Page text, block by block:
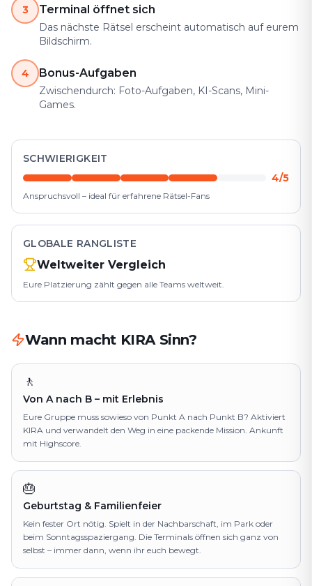
3 Terminal öffnet sich
Das nächste Rätsel erscheint automatisch auf eurem
Bildschirm.
4 Bonus-Aufgaben
Zwischendurch: Foto-Aufgaben, KI-Scans, Mini-
Games.
SCHWIERIGKEIT
4/5
Anspruchsvoll – ideal für erfahrene Rätsel-Fans
GLOBALE RANGLISTE
Weltweiter Vergleich
Eure Platzierung zählt gegen alle Teams weltweit.
Wann macht KIRA Sinn?
🚶
Von A nach B – mit Erlebnis
Eure Gruppe muss sowieso von Punkt A nach Punkt B? Aktiviert
KIRA und verwandelt den Weg in eine packende Mission. Ankunft
mit Highscore.
🎂
Geburtstag & Familienfeier
Kein fester Ort nötig. Spielt in der Nachbarschaft, im Park oder
beim Sonntagsspaziergang. Die Terminals öffnen sich ganz von
selbst – immer dann, wenn ihr euch bewegt.